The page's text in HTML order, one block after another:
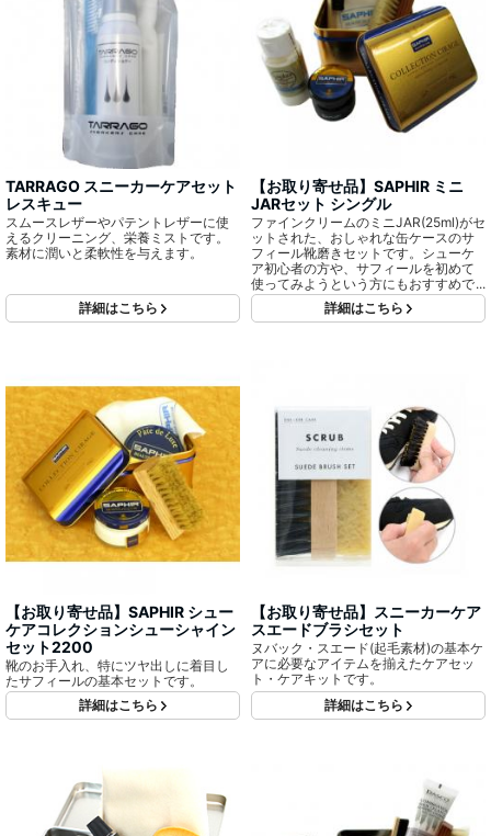
TARRAGO スニーカーケアセット
レスキュー
スムースレザーやパテントレザーに使
えるクリーニング、栄養ミストです。
素材に潤いと柔軟性を与えます。
詳細はこちら
【お取り寄せ品】SAPHIR ミニ
JARセット シングル
ファインクリームのミニJAR(25ml)がセ
ットされた、おしゃれな缶ケースのサ
フィール靴磨きセットです。シューケ
ア初心者の方や、サフィールを初めて
使ってみようという方にもおすすめで
す。ギフトなどにも最適です。
詳細はこちら
【お取り寄せ品】SAPHIR シュー
ケアコレクションシューシャイン
セット2200
靴のお手入れ、特にツヤ出しに着目し
たサフィールの基本セットです。
詳細はこちら
【お取り寄せ品】スニーカーケア
スエードブラシセット
ヌバック・スエード(起毛素材)の基本ケ
アに必要なアイテムを揃えたケアセッ
ト・ケアキットです。
詳細はこちら